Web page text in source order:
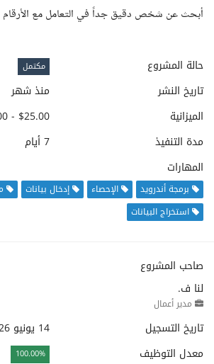
أبحث عن شخص دقيق جداً في التعامل مع الأرقام
حالة المشروع مكتمل
تاريخ النشر
منذ شهر
الميزانية
$25.00 - $50.00
مدة التنفيذ
7 أيام
المهارات
برمجة أندرويد الإحصاء إدخال بيانات
استخراج البيانات
صاحب المشروع
لنا ف.
مدير أعمال
تاريخ التسجيل
14 يونيو 2026
معدل التوظيف
100.00%